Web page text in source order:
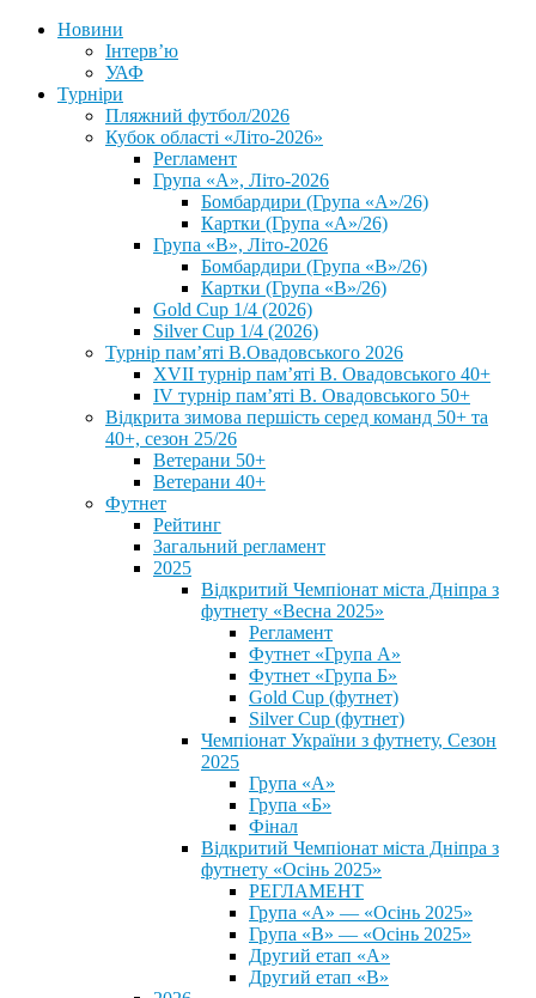
Новини
Інтерв’ю
УАФ
Турніри
Пляжний футбол/2026
Кубок області «Літо-2026»
Регламент
Група «А», Літо-2026
Бомбардири (Група «А»/26)
Картки (Група «А»/26)
Група «В», Літо-2026
Бомбардири (Група «В»/26)
Картки (Група «В»/26)
Gold Cup 1/4 (2026)
Silver Cup 1/4 (2026)
Турнір пам’яті В.Овадовського 2026
XVII турнір пам’яті В. Овадовського 40+
IV турнір пам’яті В. Овадовського 50+
Відкрита зимова першість серед команд 50+ та
40+, сезон 25/26
Ветерани 50+
Ветерани 40+
Футнет
Рейтинг
Загальний регламент
2025
Відкритий Чемпіонат міста Дніпра з
футнету «Весна 2025»
Регламент
Футнет «Група А»
Футнет «Група Б»
Gold Cup (футнет)
Silver Cup (футнет)
Чемпіонат України з футнету, Сезон
2025
Група «А»
Група «Б»
Фінал
Відкритий Чемпіонат міста Дніпра з
футнету «Осінь 2025»
РЕГЛАМЕНТ
Група «А» — «Осінь 2025»
Група «В» — «Осінь 2025»
Другий етап «А»
Другий етап «В»